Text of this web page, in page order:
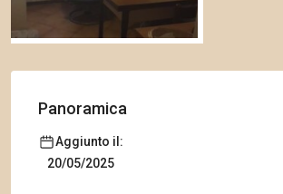
Panoramica
Aggiunto il:
20/05/2025